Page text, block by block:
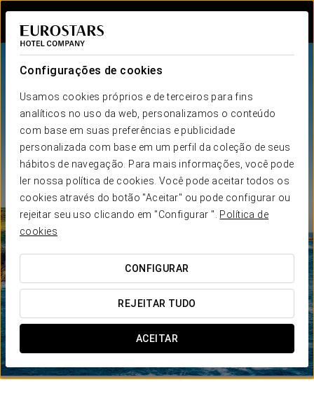
Configurações de cookies
Usamos cookies próprios e de terceiros para fins
analíticos no uso da web, personalizamos o conteúdo
com base em suas preferências e publicidade
personalizada com base em um perfil da coleção de seus
hábitos de navegação. Para mais informações, você pode
ler nossa política de cookies. Você pode aceitar todos os
cookies através do botão "Aceitar" ou pode configurar ou
rejeitar seu uso clicando em "Configurar ". Política de
cookies
CONFIGURAR
REJEITAR TUDO
ACEITAR